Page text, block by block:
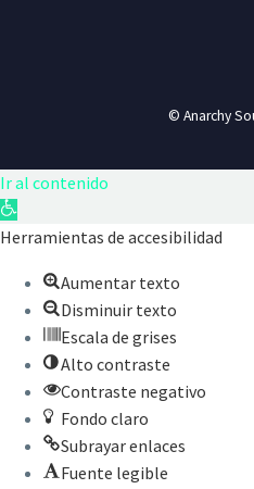
© Anarchy
Ir al contenido
Abrir
barra
herramientas
Herramientas de accesibilidad
Aumentar texto
Disminuir texto
Escala de grises
Alto contraste
Contraste negativo
Fondo claro
Subrayar enlaces
Fuente legible